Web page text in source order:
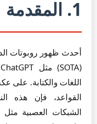
1. المقدمة
أحدث ظهور روبوتات
اللغات والكتابة. على
القواعد، فإن هذه